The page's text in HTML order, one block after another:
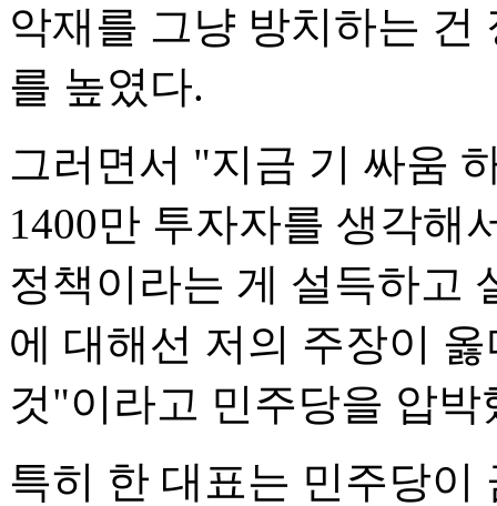
악재를 그냥 방치하는
를 높였다.
그러면서 "지금 기 싸움
1400만 투자자를 생각해
정책이라는 게 설득하고
에 대해선 저의 주장이
것"이라고 민주당을 압박
특히 한 대표는 민주당이